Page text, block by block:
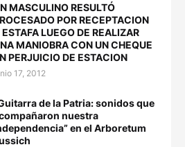
MASCULINO RESULTÓ
POR RECEPTACION
ESTAFA LUEGO DE REALIZAR
MANIOBRA CON UN CHEQUE
PERJUICIO DE ESTACION
17, 2012
de la Patria: sonidos que
nuestra
en el Arboretum